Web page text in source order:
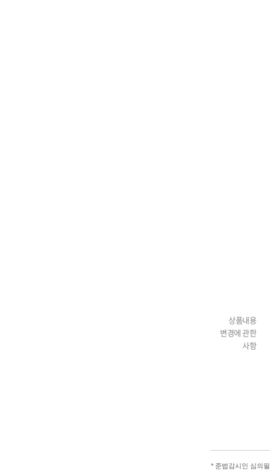
상품내용
변경에 관한
사항
* 준법감시인 심의